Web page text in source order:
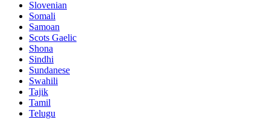
Slovenian
Somali
Samoan
Scots Gaelic
Shona
Sindhi
Sundanese
Swahili
Tajik
Tamil
Telugu